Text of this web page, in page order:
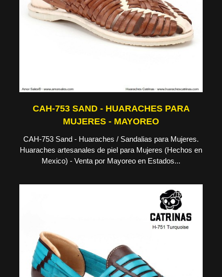
CAH-753 SAND - HUARACHES PARA
MUJERES - MAYOREO
CAH-753 Sand - Huaraches / Sandalias para Mujeres.
Huaraches artesanales de piel para Mujeres (Hechos en
Mexico) - Venta por Mayoreo en Estados...